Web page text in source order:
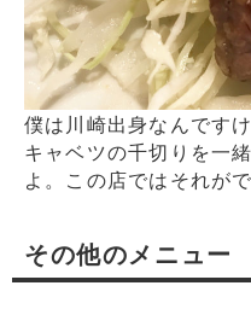
僕は川崎出身なんです
キャベツの千切りを一
よ。この店ではそれが
その他のメニュー